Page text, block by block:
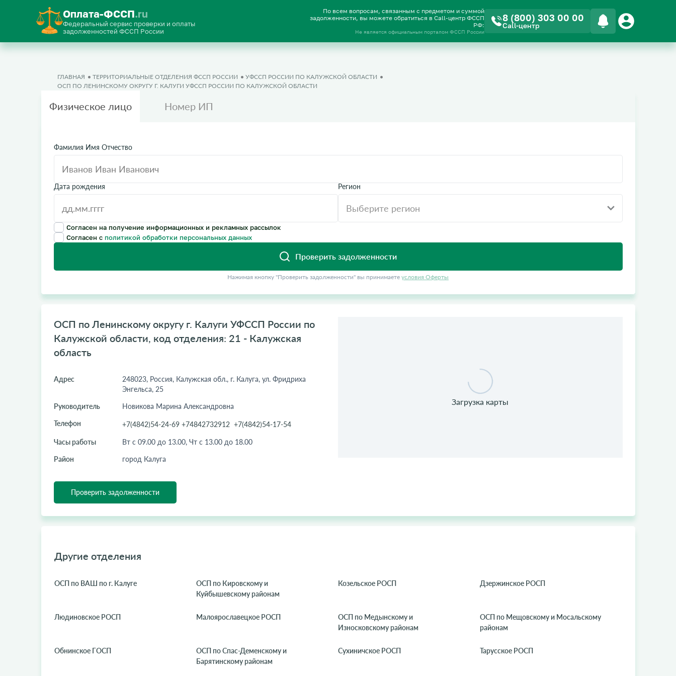
Оплата-ФССП.ru
Федеральный сервис проверки и оплаты
задолженностей ФССП России
По всем вопросам, связанным с предметом и суммой
задолженности, вы можете обратиться в Call-центр ФССП
РФ:
Не является официальным порталом ФССП России
8 (800) 303 00 00
Call-центр
ГЛАВНАЯ ТЕРРИТОРИАЛЬНЫЕ ОТДЕЛЕНИЯ ФССП РОССИИ
УФССП РОССИИ ПО КАЛУЖСКОЙ ОБЛАСТИ
ОСП ПО ЛЕНИНСКОМУ ОКРУГУ Г. КАЛУГИ УФССП РОССИИ ПО КАЛУЖСКОЙ ОБЛАСТИ
Физическое лицо Номер ИП
Фамилия Имя Отчество
Дата рождения Регион
Согласен на получение информационных и рекламных рассылок
Согласен с политикой обработки персональных данных
Проверить задолженности
Нажимая кнопку "Проверить задолженности" вы принимаете условия Оферты
ОСП по Ленинскому округу г. Калуги УФССП России по
Калужской области, код отделения: 21 - Калужская
область
Адрес
248023, Россия, Калужская обл., г. Калуга, ул. Фридриха
Энгельса, 25
Руководитель
Новикова Марина Александровна
Телефон
+7(4842)54-24-69 +74842732912 +7(4842)54-17-54
Часы работы
Вт с 09.00 до 13.00, Чт с 13.00 до 18.00
Район
город Калуга
Проверить задолженности
Другие отделения
ОСП по ВАШ по г. Калуге
ОСП по Кировскому и
Куйбышевскому районам
Козельское РОСП Дзержинское РОСП
Людиновское РОСП Малоярославецкое РОСП
ОСП по Медынскому и
Износковскому районам
ОСП по Мещовскому и Мосальскому
районам
Обнинское ГОСП
ОСП по Спас-Деменскому и
Барятинскому районам
Сухиничское РОСП Тарусское РОСП